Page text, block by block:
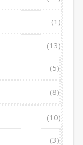
(1)
(13)
(5)
(8)
(10)
(3)